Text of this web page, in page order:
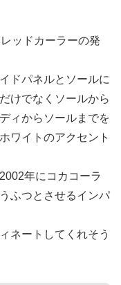
ッドカーラーの発
ドパネルとソールに
けでなくソールから
ィからソールまでを
ワイトのアクセント
年にコカコーラ
ふつとさせるインパ
ネートしてくれそう